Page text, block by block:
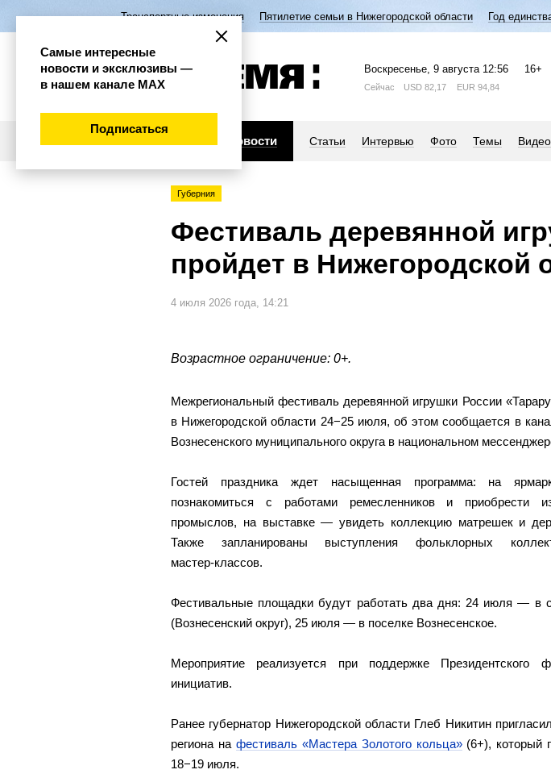
Транспортные изменения Пятилетие семьи в Нижегородской области Год
Воскресенье, 9 августа 12:56 16+
Сейчас USD 82,17 EUR 94,84
Новости Статьи Интервью Фото Темы Видео
Губерния
Фестиваль деревянной
пройдет в Нижегородской
4 июля 2026 года, 14:21
Возрастное ограничение: 0+.
Межрегиональный фестиваль деревянной игрушки России
в Нижегородской области 24−25 июля, об этом сообщается в
Вознесенского муниципального округа в национальном
Гостей праздника ждет насыщенная программа: на
познакомиться с работами ремесленников и приобрести
промыслов, на выставке — увидеть коллекцию матрешек и
Также запланированы выступления фольклорных
мастер‑классов.
Фестивальные площадки будут работать два дня: 24 июля — в
(Вознесенский округ), 25 июля — в поселке Вознесенское.
Мероприятие реализуется при поддержке Президентского
инициатив.
Ранее губернатор Нижегородской области Глеб Никитин
региона на фестиваль «Мастера Золотого кольца»(6+), который
18−19 июля.
Самые интересные
новости и эксклюзивы —
в нашем канале МАХ
Подписаться